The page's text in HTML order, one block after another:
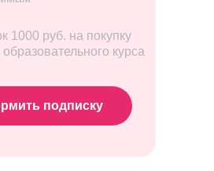
подписку
1000 руб. на покупку
курса